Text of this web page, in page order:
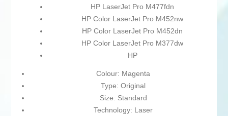
HP LaserJet Pro M477fdn
HP Color LaserJet Pro M452nw
HP Color LaserJet Pro M452dn
HP Color LaserJet Pro M377dw
HP
Colour: Magenta
Type: Original
Size: Standard
Technology: Laser